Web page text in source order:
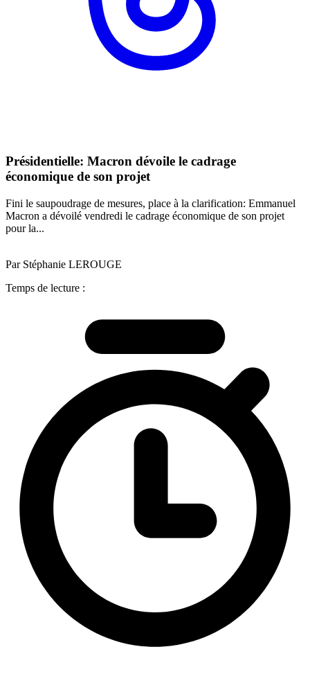
Présidentielle: Macron dévoile le cadrage
économique de son projet
Fini le saupoudrage de mesures, place à la clarification: Emmanuel
Macron a dévoilé vendredi le cadrage économique de son projet
pour la...
Par Stéphanie LEROUGE
Temps de lecture :